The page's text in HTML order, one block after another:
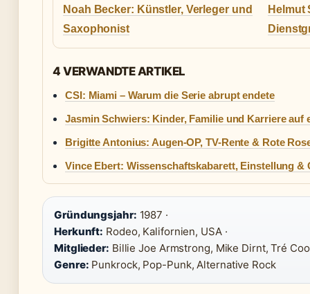
Noah Becker: Künstler, Verleger und
Saxophonist
Helmut
4 VERWANDTE ARTIKEL
CSI: Miami – Warum die Serie abrupt endete
Jasmin Schwiers: Kinder, Familie und Karriere auf
Brigitte Antonius: Augen-OP, TV-Rente & Rote
Vince Ebert: Wissenschaftskabarett, Einstellung &
Gründungsjahr: 1987 ·
Herkunft: Rodeo, Kalifornien, USA ·
Mitglieder: Billie Joe Armstrong, Mike Dirnt, Tré
Genre: Punkrock, Pop-Punk, Alternative Rock